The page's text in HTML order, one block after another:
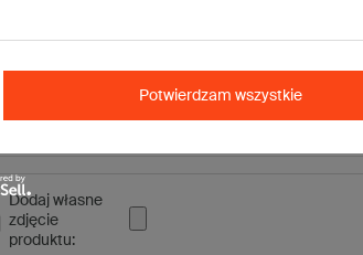
twojej opinii
Dodaj własne
zdjęcie
produktu:
Potwierdzam wszystkie